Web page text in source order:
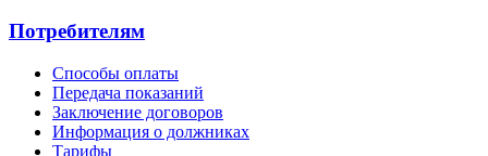
Потребителям
Способы оплаты
Передача показаний
Заключение договоров
Информация о должниках
Тарифы